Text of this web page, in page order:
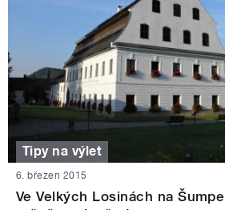
Tipy na výlet
6. březen 2015
Ve Velkých Losinách na